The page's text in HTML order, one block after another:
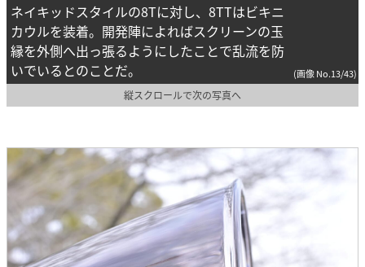
ネイキッドスタイルの8Tに対し、8TTはビキニ
カウルを装着。開発陣によればスクリーンの玉
縁を外側へ出っ張るようにしたことで乱流を防
いでいるとのことだ。
(画像 No.13/43)
縦スクロールで次の写真へ